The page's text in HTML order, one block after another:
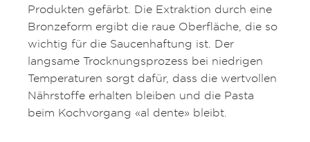
Produkten gefärbt. Die Extraktion durch eine
Bronzeform ergibt die raue Oberfläche, die so
wichtig für die Saucenhaftung ist. Der
langsame Trocknungsprozess bei niedrigen
Temperaturen sorgt dafür, dass die wertvollen
Nährstoffe erhalten bleiben und die Pasta
beim Kochvorgang «al dente» bleibt.